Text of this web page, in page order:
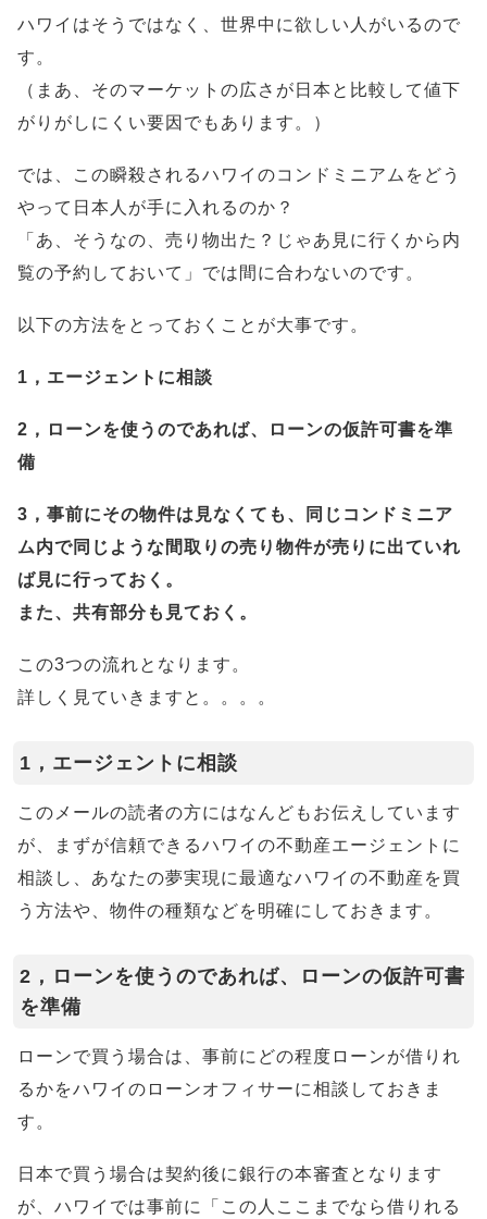
ハワイはそうではなく、世界中に欲しい人がいるので
す。
（まあ、そのマーケットの広さが日本と比較して値下
がりがしにくい要因でもあります。）
では、この瞬殺されるハワイのコンドミニアムをどう
やって日本人が手に入れるのか？
「あ、そうなの、売り物出た？じゃあ見に行くから内
覧の予約しておいて」では間に合わないのです。
以下の方法をとっておくことが大事です。
1，エージェントに相談
2，ローンを使うのであれば、ローンの仮許可書を準
備
3，事前にその物件は見なくても、同じコンドミニア
ム内で同じような間取りの売り物件が売りに出ていれ
ば見に行っておく。
また、共有部分も見ておく。
この3つの流れとなります。
詳しく見ていきますと。。。。
1，エージェントに相談
このメールの読者の方にはなんどもお伝えしています
が、まずが信頼できるハワイの不動産エージェントに
相談し、あなたの夢実現に最適なハワイの不動産を買
う方法や、物件の種類などを明確にしておきます。
2，ローンを使うのであれば、ローンの仮許可書
を準備
ローンで買う場合は、事前にどの程度ローンが借りれ
るかをハワイのローンオフィサーに相談しておきま
す。
日本で買う場合は契約後に銀行の本審査となります
が、ハワイでは事前に「この人ここまでなら借りれる